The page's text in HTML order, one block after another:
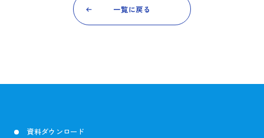
一覧に戻る
資料ダウンロード